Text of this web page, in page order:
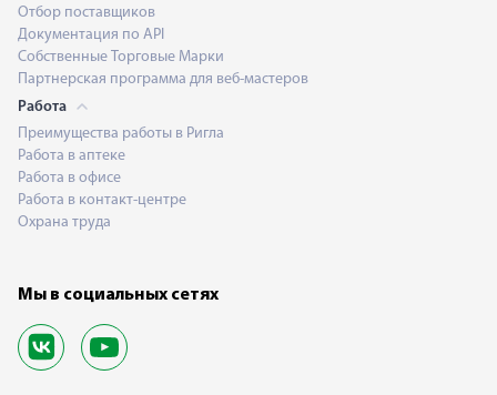
Отбор поставщиков
Документация по API
Собственные Торговые Марки
Партнерская программа для веб-мастеров
Работа
Преимущества работы в Ригла
Работа в аптеке
Работа в офисе
Работа в контакт-центре
Охрана труда
Мы в социальных сетях